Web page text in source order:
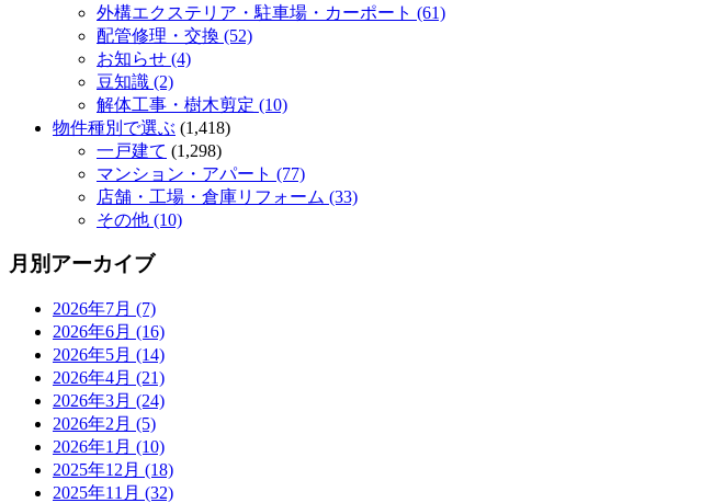
外構エクステリア・駐車場・カーポート (61)
配管修理・交換 (52)
お知らせ (4)
豆知識 (2)
解体工事・樹木剪定 (10)
物件種別で選ぶ (1,418)
一戸建て (1,298)
マンション・アパート (77)
店舗・工場・倉庫リフォーム (33)
その他 (10)
月別アーカイブ
2026年7月 (7)
2026年6月 (16)
2026年5月 (14)
2026年4月 (21)
2026年3月 (24)
2026年2月 (5)
2026年1月 (10)
2025年12月 (18)
2025年11月 (32)